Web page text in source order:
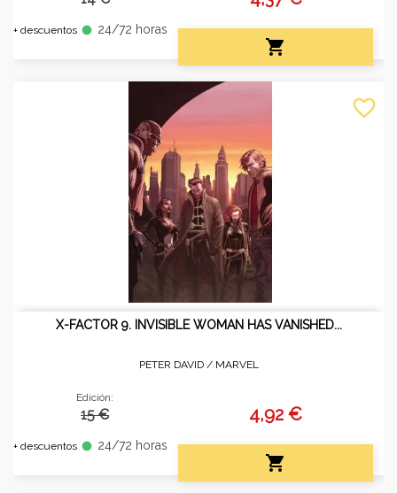
+ descuentos fiber_manual_record 24/72 horas

X-FACTOR 9. INVISIBLE WOMAN HAS VANISHED...
PETER DAVID / MARVEL
Edición:
15 €
+ descuentos fiber_manual_record 24/72 horas
4,92 €

favorite_border